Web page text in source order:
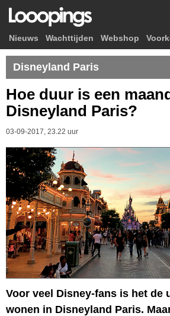
Nieuws Wachttijden Webshop
Disneyland Paris
Hoe duur is een
Disneyland Paris?
03-09-2017, 23.22 uur
Voor veel Disney-fans is het de
wonen in Disneyland Paris.